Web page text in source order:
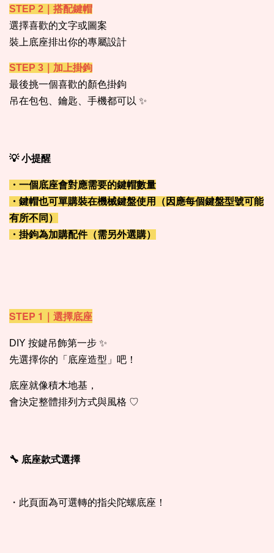
STEP 2｜搭配鍵帽
選擇喜歡的文字或圖案
裝上底座排出你的專屬設計
STEP 3｜加上掛鉤
最後挑一個喜歡的顏色掛鉤
吊在包包、鑰匙、手機都可以 ✨
💡 小提醒
・一個底座會對應需要的鍵帽數量
・鍵帽也可單購裝在機械鍵盤使用（因應每個鍵盤型號可能
有所不同）
・掛鉤為加購配件（需另外選購）
STEP 1｜選擇底座
DIY 按鍵吊飾第一步 ✨
先選擇你的「底座造型」吧！
底座就像積木地基，
會決定整體排列方式與風格 ♡
🔧 底座款式選擇
・此頁面為可選轉的指尖陀螺底座！